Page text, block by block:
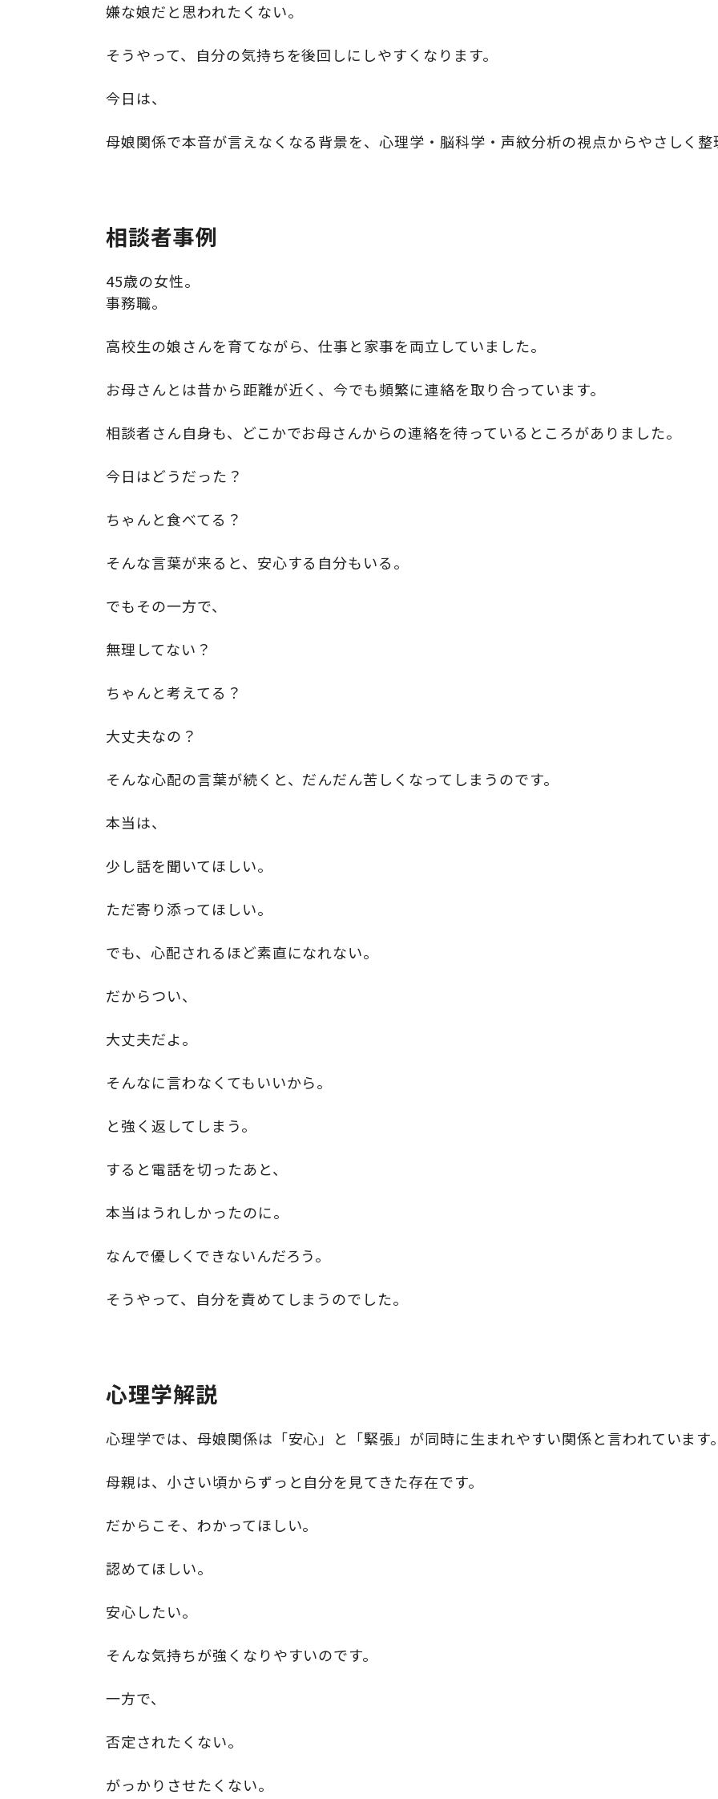
嫌な娘だと思われたくない。
そうやって、自分の気持ちを後回しにしやすくなります。
今日は、
母娘関係で本音が言えなくなる背景を、心理学・脳科学・声紋分析の視点からやさしく整
相談者事例
45歳の女性。
事務職。
高校生の娘さんを育てながら、仕事と家事を両立していました。
お母さんとは昔から距離が近く、今でも頻繁に連絡を取り合っています。
相談者さん自身も、どこかでお母さんからの連絡を待っているところがありました。
今日はどうだった？
ちゃんと食べてる？
そんな言葉が来ると、安心する自分もいる。
でもその一方で、
無理してない？
ちゃんと考えてる？
大丈夫なの？
そんな心配の言葉が続くと、だんだん苦しくなってしまうのです。
本当は、
少し話を聞いてほしい。
ただ寄り添ってほしい。
でも、心配されるほど素直になれない。
だからつい、
大丈夫だよ。
そんなに言わなくてもいいから。
と強く返してしまう。
すると電話を切ったあと、
本当はうれしかったのに。
なんで優しくできないんだろう。
そうやって、自分を責めてしまうのでした。
心理学解説
心理学では、母娘関係は「安心」と「緊張」が同時に生まれやすい関係と言われています。
母親は、小さい頃からずっと自分を見てきた存在です。
だからこそ、わかってほしい。
認めてほしい。
安心したい。
そんな気持ちが強くなりやすいのです。
一方で、
否定されたくない。
がっかりさせたくない。